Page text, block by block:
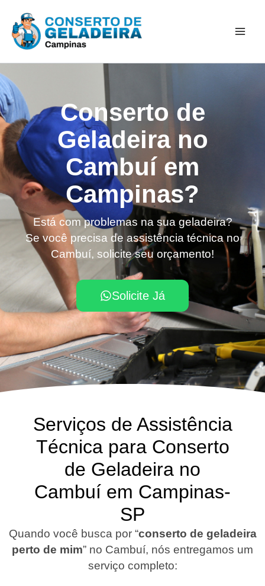
para
Conserto de
Geladeira no
Cambuí em
Campinas?
Está com problemas na sua geladeira?
Se você precisa de assistência técnica no
Cambuí, solicite seu orçamento!
Solicite Já
Serviços de Assistência
Técnica para Conserto
de Geladeira no
Cambuí em Campinas-
SP
Quando você busca por “conserto de geladeira
perto de mim” no Cambuí, nós entregamos um
serviço completo: